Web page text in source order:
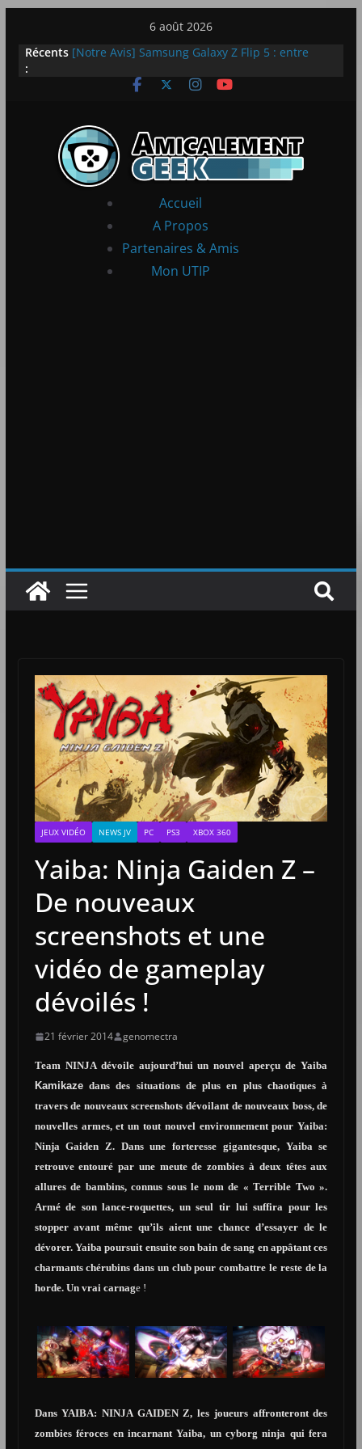
contenu
6 août 2026
Récents
:
[Notre Avis] Samsung Galaxy Z Flip 5 : entre
[PS5] New World Aeternum [Notre Avis]
LEGO dévoile la LEGO Technic McLaren P1
Accueil
A Propos
Partenaires & Amis
Mon UTIP
JEUX VIDÉO NEWS JV PC PS3 XBOX 360
Yaiba: Ninja Gaiden Z –
De nouveaux
screenshots et une
vidéo de gameplay
dévoilés !
21 février 2014 genomectra
Team NINJA dévoile aujourd’hui un nouvel aperçu de Yaiba
Kamikazedans des situations de plus en plus chaotiques à
travers de nouveaux screenshots dévoilant de nouveaux boss, de
nouvelles armes, et un tout nouvel environnement pour Yaiba:
Ninja Gaiden Z. Dans une forteresse gigantesque, Yaiba se
retrouve entouré par une meute de zombies à deux têtes aux
allures de bambins, connus sous le nom de « Terrible Two ».
Armé de son lance-roquettes, un seul tir lui suffira pour les
stopper avant même qu’ils aient une chance d’essayer de le
dévorer. Yaiba poursuit ensuite son bain de sang en appâtant ces
charmants chérubins dans un club pour combattre le reste de la
horde. Un vrai carnage !
Dans YAIBA: NINJA GAIDEN Z, les joueurs affronteront des
zombies féroces en incarnant Yaiba, un cyborg ninja qui fera